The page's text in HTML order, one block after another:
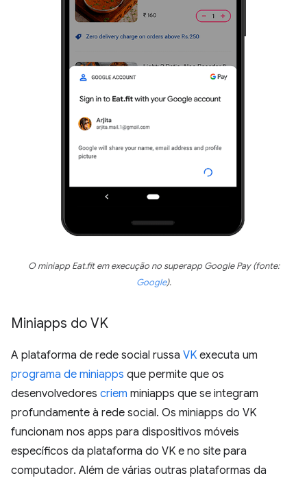
O miniapp Eat.fit em execução no superapp Google Pay (fonte:
Google).
Miniapps do VK
A plataforma de rede social russa VK executa um
programa de miniapps que permite que os
desenvolvedores criem miniapps que se integram
profundamente à rede social. Os miniapps do VK
funcionam nos apps para dispositivos móveis
específicos da plataforma do VK e no site para
computador. Além de várias outras plataformas da